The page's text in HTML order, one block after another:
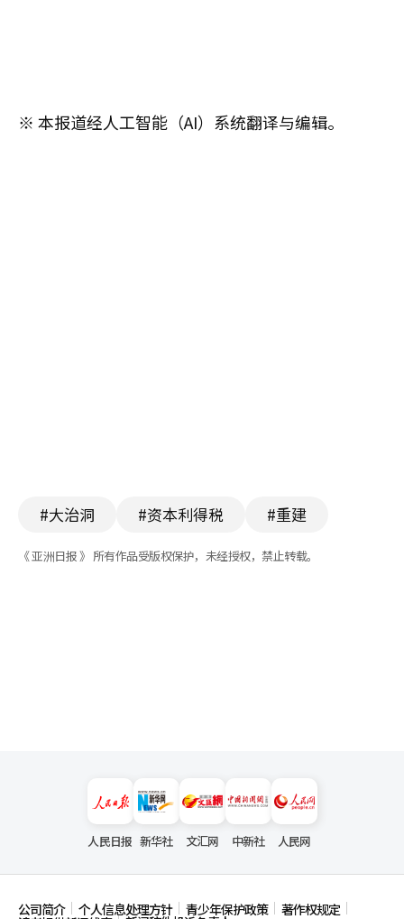
※ 本报道经人工智能（AI）系统翻译与编辑。
#大治洞 #资本利得税 #重建
《 亚洲日报 》 所有作品受版权保护，未经授权，禁止转载。
人民日报 新华社 文汇网 中新社 人民网
公司简介 个人信息处理方针 青少年保护政策 著作权规定